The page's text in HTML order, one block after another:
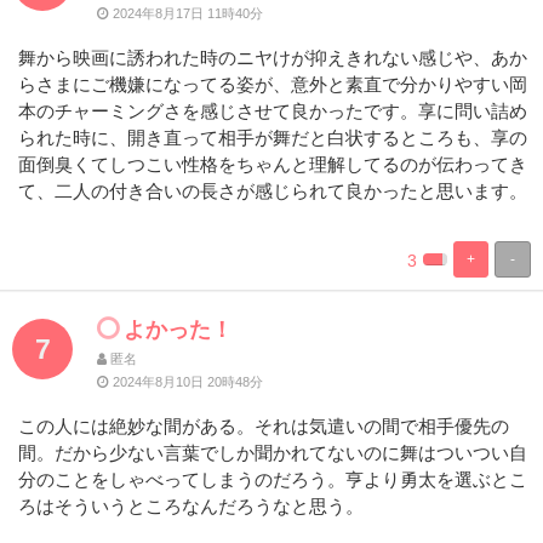
2024年8月17日 11時40分
舞から映画に誘われた時のニヤけが抑えきれない感じや、あか
らさまにご機嫌になってる姿が、意外と素直で分かりやすい岡
本のチャーミングさを感じさせて良かったです。享に問い詰め
られた時に、開き直って相手が舞だと白状するところも、享の
面倒臭くてしつこい性格をちゃんと理解してるのが伝わってき
て、二人の付き合いの長さが感じられて良かったと思います。
-
+
%
Complete
100%
Complete
3
7
よかった！
匿名
2024年8月10日 20時48分
この人には絶妙な間がある。それは気遣いの間で相手優先の
間。だから少ない言葉でしか聞かれてないのに舞はついつい自
分のことをしゃべってしまうのだろう。亨より勇太を選ぶとこ
ろはそういうところなんだろうなと思う。